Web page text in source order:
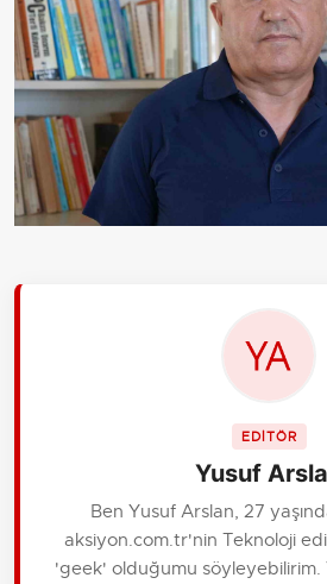
EDİTÖR
Yusuf
Ben Yusuf Arslan, 27
aksiyon.com.tr'nin Teknoloji
'geek' olduğumu söyleyebilirim.